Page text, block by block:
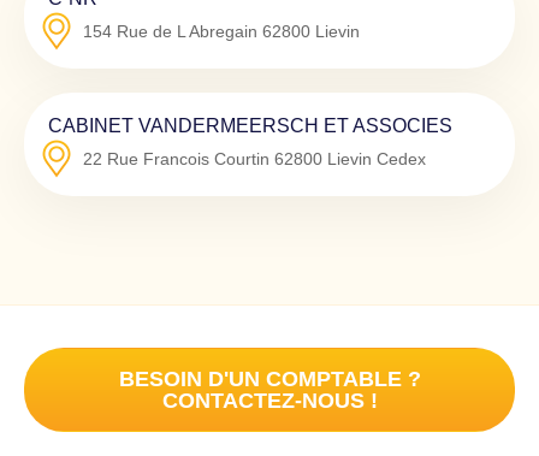
154 Rue de L Abregain 62800 Lievin
CABINET VANDERMEERSCH ET ASSOCIES
22 Rue Francois Courtin 62800 Lievin Cedex
BESOIN D'UN COMPTABLE ?
CONTACTEZ-NOUS !